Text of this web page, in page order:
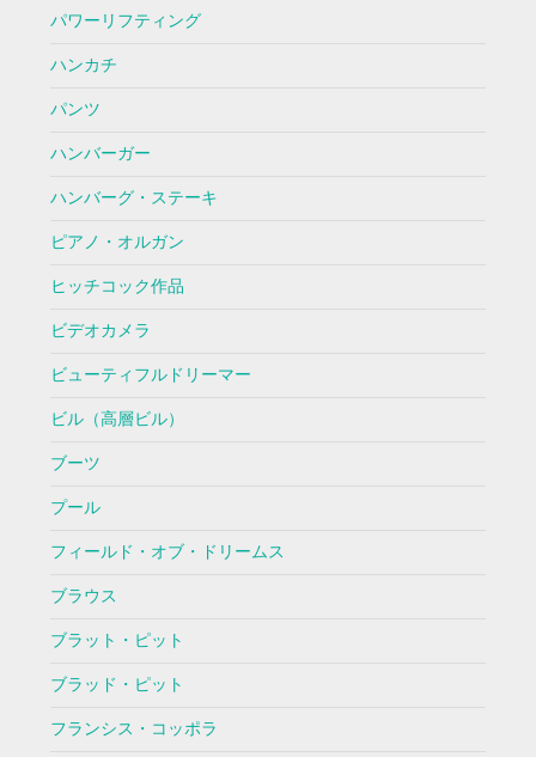
パワーリフティング
ハンカチ
パンツ
ハンバーガー
ハンバーグ・ステーキ
ピアノ・オルガン
ヒッチコック作品
ビデオカメラ
ビューティフルドリーマー
ビル（高層ビル）
ブーツ
プール
フィールド・オブ・ドリームス
ブラウス
ブラット・ピット
ブラッド・ピット
フランシス・コッポラ